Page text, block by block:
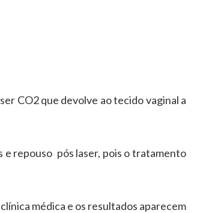
CO2 que devolve ao tecido vaginal a
e repouso pós laser, pois o tratamento
médica e os resultados aparecem